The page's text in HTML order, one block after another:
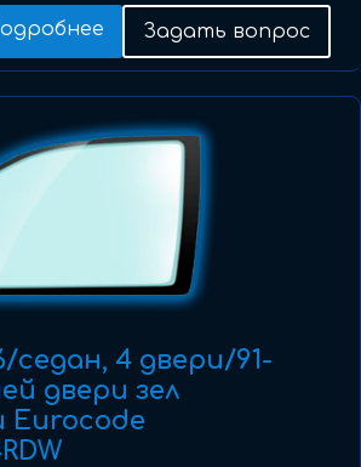
Задать вопрос
седан, 4 двери/91-
двери зел